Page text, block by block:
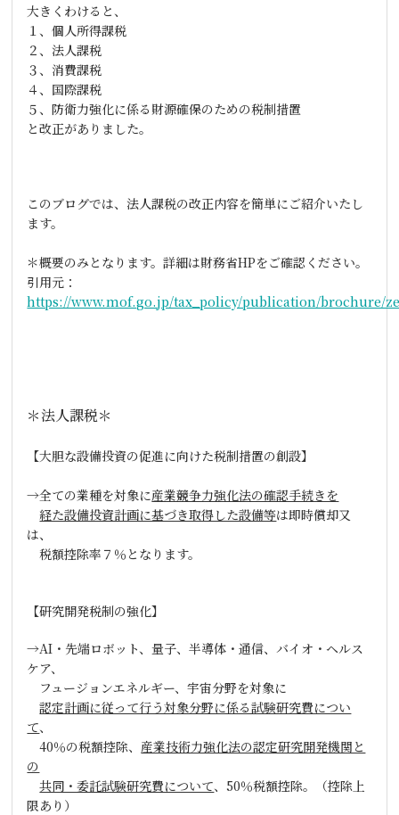
大きくわけると、
１、個人所得課税
２、法人課税
３、消費課税
４、国際課税
５、防衛力強化に係る財源確保のための税制措置
と改正がありました。
このブログでは、法人課税の改正内容を簡単にご紹介いたし
ます。
＊概要のみとなります。詳細は財務省HPをご確認ください。
引用元：
https://www.mof.go.jp/tax_policy/publication/brochure/
＊法人課税＊
【大胆な設備投資の促進に向けた税制措置の創設】
→全ての業種を対象に産業競争力強化法の確認手続きを
経た設備投資計画に基づき取得した設備等は即時償却又
は、
税額控除率７％となります。
【研究開発税制の強化】
→AI ・先端ロボット、量子、半導体・通信、バイオ・ヘルス
ケア、
フュージョンエネルギー、宇宙分野を対象に
認定計画に従って行う対象分野に係る試験研究費につい
て、
40％の税額控除、 産業技術力強化法の認定研究開発機関と
の
共同・委託試験研究費について、 50％税額控除。（控除上
限あり）